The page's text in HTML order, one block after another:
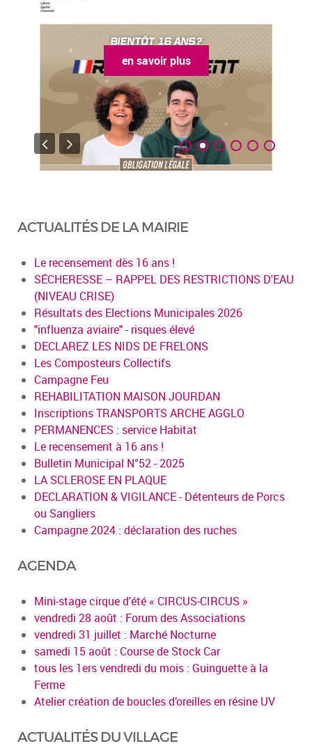
en savoir plus
ACTUALITÉS DE LA MAIRIE
Le recensement dès 16 ans !
SÉCHERESSE – RAPPEL DES RESTRICTIONS D'EAU
(NIVEAU CRISE)
Résultats des Elections Municipales 2026
"influenza aviaire" - risques élevé
DECLAREZ LES NIDS DE FRELONS
Les Composteurs Collectifs
Campagne Feu
REHABILITATION MAISON JOURDAN
Inscriptions TRANSPORTS ARCHE AGGLO
PERMANENCES : service Habitat
Le recensement à 16 ans !
Bulletin Municipal N°52 - 2025
LA SCLEROSE EN PLAQUE
DECLARATION & VIGILANCE - Détenteurs de Porcs
ou Sangliers
Campagne 2024 : déclaration des ruches
AGENDA
Mini-stage cirque d'été « CIRCUS-CIRCUS »
vendredi 28 août : Forum des Associations
vendredi 31 juillet : Marché Nocturne
samedi 15 août : Course de Stock Car
tous les 1ers vendredi du mois : Guinguette à la
Ferme
Atelier création de boucles d’oreilles en résine UV
ACTUALITÉS DU VILLAGE